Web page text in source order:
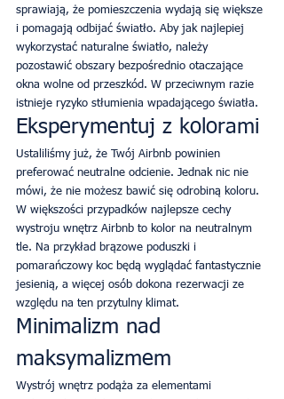
sprawiają, że pomieszczenia wydają się większe
i pomagają odbijać światło. Aby jak najlepiej
wykorzystać naturalne światło, należy
pozostawić obszary bezpośrednio otaczające
okna wolne od przeszkód. W przeciwnym razie
istnieje ryzyko stłumienia wpadającego światła.
Eksperymentuj z kolorami
Ustaliliśmy już, że Twój Airbnb powinien
preferować neutralne odcienie. Jednak nic nie
mówi, że nie możesz bawić się odrobiną koloru.
W większości przypadków najlepsze cechy
wystroju wnętrz Airbnb to kolor na neutralnym
tle. Na przykład brązowe poduszki i
pomarańczowy koc będą wyglądać fantastycznie
jesienią, a więcej osób dokona rezerwacji ze
względu na ten przytulny klimat.
Minimalizm nad
maksymalizmem
Wystrój wnętrz podąża za elementami